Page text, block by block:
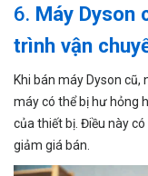
6. Máy Dyson
trình vận
Khi bán máy Dyson cũ,
máy có thể bị hư hỏng
của thiết bị. Điều này
giảm giá bán.